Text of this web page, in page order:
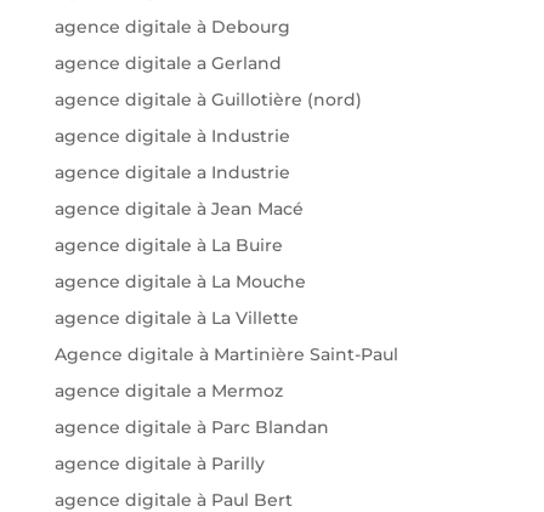
agence digitale à Debourg
agence digitale a Gerland
agence digitale à Guillotière (nord)
agence digitale à Industrie
agence digitale a Industrie
agence digitale à Jean Macé
agence digitale à La Buire
agence digitale à La Mouche
agence digitale à La Villette
Agence digitale à Martinière Saint-Paul
agence digitale a Mermoz
agence digitale à Parc Blandan
agence digitale à Parilly
agence digitale à Paul Bert